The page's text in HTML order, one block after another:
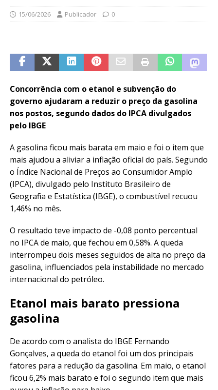
15/06/2026 Publicador 0
Concorrência com o etanol e subvenção do
governo ajudaram a reduzir o preço da gasolina
nos postos, segundo dados do IPCA divulgados
pelo IBGE
A gasolina ficou mais barata em maio e foi o item que
mais ajudou a aliviar a inflação oficial do país. Segundo
o Índice Nacional de Preços ao Consumidor Amplo
(IPCA), divulgado pelo Instituto Brasileiro de
Geografia e Estatística (IBGE), o combustível recuou
1,46% no mês.
O resultado teve impacto de -0,08 ponto percentual
no IPCA de maio, que fechou em 0,58%. A queda
interrompeu dois meses seguidos de alta no preço da
gasolina, influenciados pela instabilidade no mercado
internacional do petróleo.
Etanol mais barato pressiona
gasolina
De acordo com o analista do IBGE Fernando
Gonçalves, a queda do etanol foi um dos principais
fatores para a redução da gasolina. Em maio, o etanol
ficou 6,2% mais barato e foi o segundo item que mais